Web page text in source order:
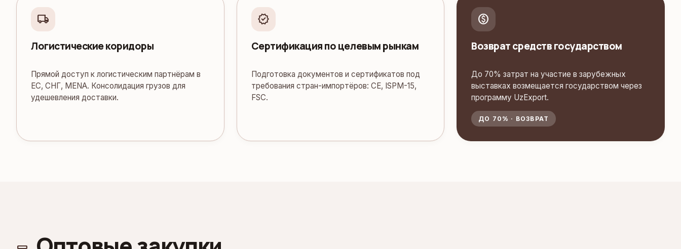
local_shipping
Логистические коридоры
Прямой доступ к логистическим партнёрам в
ЕС, СНГ, MENA. Консолидация грузов для
удешевления доставки.
verified
Сертификация по целевым рынкам
Подготовка документов и сертификатов под
требования стран-импортёров: CE, ISPM-15,
FSC.
paid
Возврат средств государством
До 70% затрат на участие в зарубежных
выставках возмещается государством через
программу UzExport.
ДО 70% · ВОЗВРАТ